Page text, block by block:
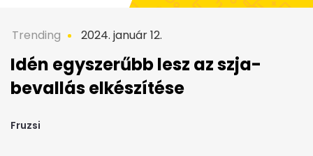
Trending 2024. január 12.
Idén egyszerűbb lesz az szja-
bevallás elkészítése
Fruzsi